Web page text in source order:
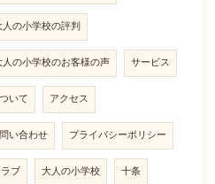
の小学校の評判
の小学校のお客様の声 サービス
いて アクセス
い合わせ プライバシーポリシー
ブ 大人の小学校 十条